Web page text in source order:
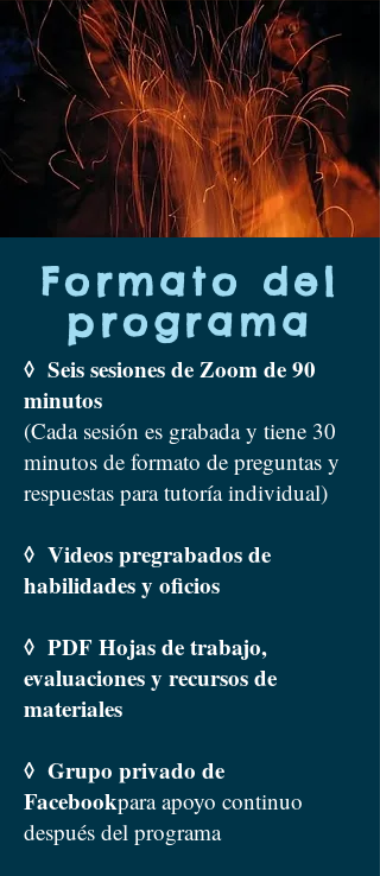
Formato del
programa
◊ Seis sesiones de Zoom de 90
minutos
(Cada sesión es grabada y tiene 30
minutos de formato de preguntas y
respuestas para tutoría individual)
◊ Videos pregrabados de
habilidades y oficios
◊ PDF Hojas de trabajo,
evaluaciones y recursos de
materiales
◊ Grupo privado de
Facebookpara apoyo continuo
después del programa